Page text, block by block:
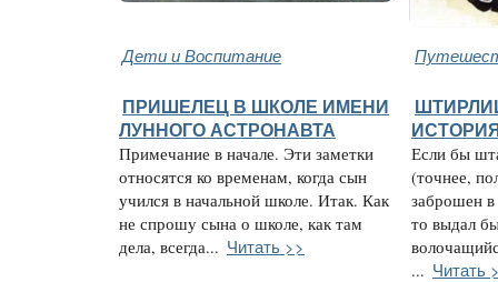
Дети и Воспитание
ПРИШЕЛЕЦ В ШКОЛЕ ИМЕНИ
ЛУННОГО АСТРОНАВТА
Примечание в начале. Эти заметки
относятся ко временам, когда сын
учился в начальной школе. Итак. Как
не спрошу сына о школе, как там
дела, всегда... Читать >>
Если бы
(точнее,
заброшен
то выдал
... Читать